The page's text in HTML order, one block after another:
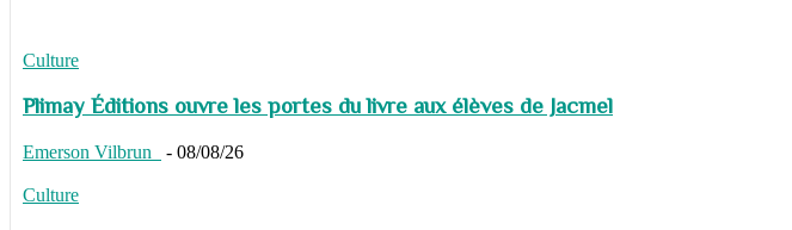
Culture
Plimay Éditions ouvre les portes du livre aux élèves de Jacmel
Emerson Vilbrun - 08/08/26
Culture